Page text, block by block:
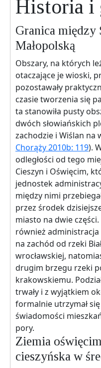
Historia i
Granica między
Małopolską
Obszary, na których
otaczające je wioski,
pozostawały
czasie tworzenia się
ta stanowiła pusty
dwóch słowiańskich
zachodzie i Wiślan na
Chorąży 2010b: 119).
odległości od tego
Cieszyn i Oświęcim,
jednostek
między nimi
przez środek
miasto na dwie
również
na zachód od rzeki
wrocławskiej,
drugim brzegu rzeki
krakowskiemu.
trwały i z wyjątkiem
formalnie utrzymał
świadomości
pory.
Ziemia
cieszyńska w